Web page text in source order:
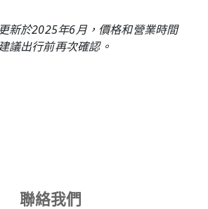
新於2025年6月，價格和營業時間
議出行前再次確認。
聯絡我們